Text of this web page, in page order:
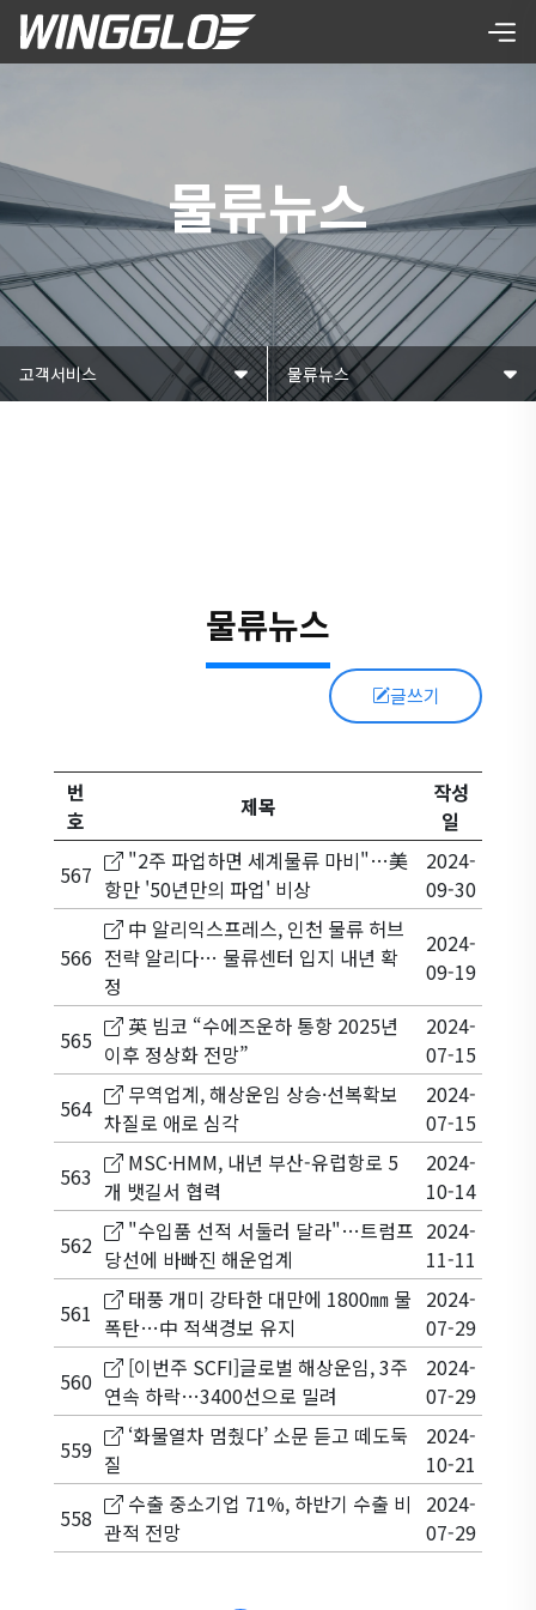
물류뉴스
고객서비스 물류뉴스
물류뉴스
글쓰기
번
호
제목
작성
일
567
"2주 파업하면 세계물류 마비"…美
항만 '50년만의 파업' 비상
2024-
09-30
566
中 알리익스프레스, 인천 물류 허브
전략 알리다… 물류센터 입지 내년 확
정
2024-
09-19
565
英 빔코 “수에즈운하 통항 2025년
이후 정상화 전망”
2024-
07-15
564
무역업계, 해상운임 상승·선복확보
차질로 애로 심각
2024-
07-15
563
MSC·HMM, 내년 부산-유럽항로 5
개 뱃길서 협력
2024-
10-14
562
"수입품 선적 서둘러 달라"…트럼프
당선에 바빠진 해운업계
2024-
11-11
561
태풍 개미 강타한 대만에 1800㎜ 물
폭탄…中 적색경보 유지
2024-
07-29
560
[이번주 SCFI]글로벌 해상운임, 3주
연속 하락…3400선으로 밀려
2024-
07-29
559
‘화물열차 멈췄다’ 소문 듣고 떼도둑
질
2024-
10-21
558
수출 중소기업 71%, 하반기 수출 비
관적 전망
2024-
07-29